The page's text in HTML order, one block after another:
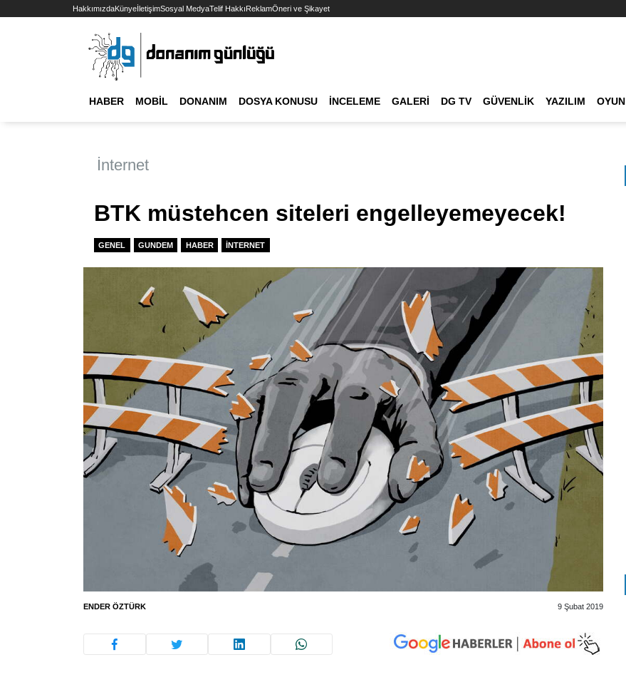
HakkımızdaKünyeİletişimSosyal MedyaTelif HakkıReklamÖneri ve Şikayet
HABER MOBIL DONANIM DOSYA KONUSU İNCELEME GALERI DG TV GÜVENLIK YAZILIM OYUN
İnternet
BTK müstehcen siteleri engelleyemeyecek!
GENEL GUNDEM HABER İNTERNET
ENDER ÖZTÜRK 9 Şubat 2019